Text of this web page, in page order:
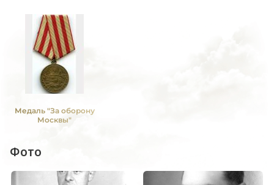
Медаль "За оборону
Москвы"
Фото